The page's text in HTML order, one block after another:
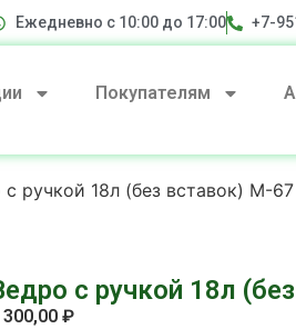
Ежедневно с 10:00 до 17:00 +7-
Покупателям
ручкой 18л (без вставок) М-67
с ручкой 18л
300,00 ₽